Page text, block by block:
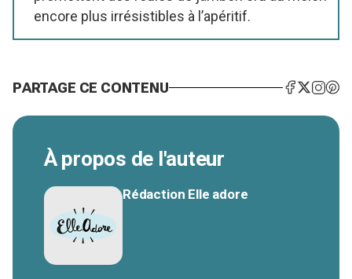
encore plus irrésistibles à l’apéritif.
PARTAGE CE CONTENU
À propos de l'auteur
Rédaction Elle adore